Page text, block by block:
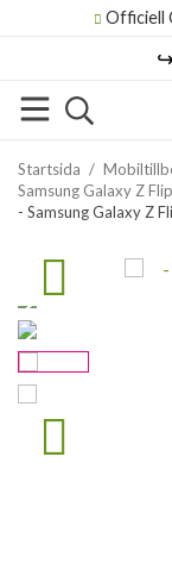
Officiell
Startsida /
Samsung Galaxy Z
- Samsung Galaxy Z